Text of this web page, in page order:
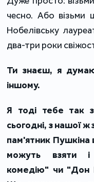
чесно. Або
Нобелівську
два-три роки
Ти знаєш, я
іншому.
Я тоді тебе так
сьогодні, з нашої
пам'ятник Пушкіна
можуть взяти і
комедію" чи "Дон